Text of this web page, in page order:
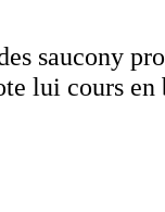
saucony
lui cours en